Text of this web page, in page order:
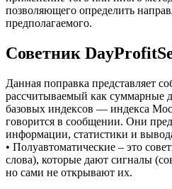
позволяющего определить
предполагаемого.
Советник
Данная поправка представляет
рассчитываемый как суммарные
базовых индексов — индекса
говорится в сообщении. Они
информации, статистики и
• Полуавтоматические – это
слова), которые дают сигналы
но сами не открывают их.